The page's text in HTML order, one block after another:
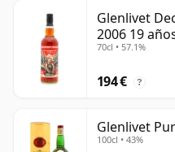
Glenlivet
2006 19
70cl • 57.1%
194 € ?
Glenlivet
100cl • 43%